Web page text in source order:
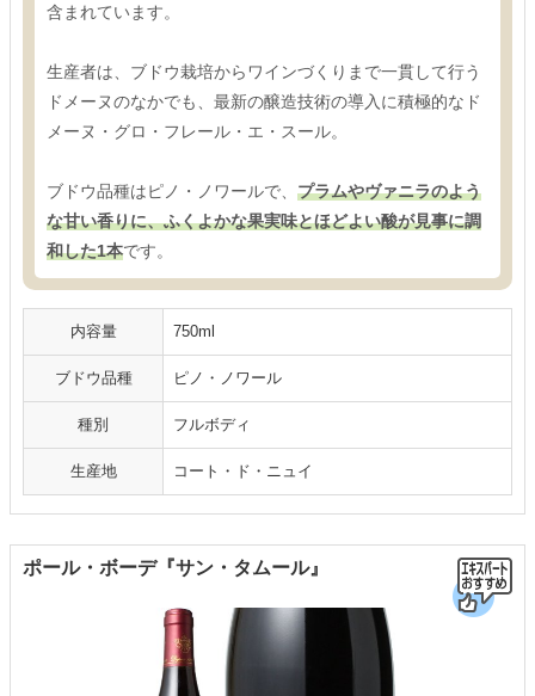
含まれています。
生産者は、ブドウ栽培からワインづくりまで一貫して行う
ドメーヌのなかでも、最新の醸造技術の導入に積極的なド
メーヌ・グロ・フレール・エ・スール。
ブドウ品種はピノ・ノワールで、 プラムやヴァニラのよう
な甘い香りに、ふくよかな果実味とほどよい酸が見事に調
和した1本です。
内容量 750ml
ブドウ品種 ピノ・ノワール
種別 フルボディ
生産地 コート・ド・ニュイ
ポール・ボーデ『サン・タムール』